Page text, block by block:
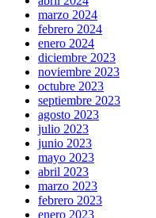
marzo 2024
febrero 2024
enero 2024
diciembre 2023
noviembre 2023
octubre 2023
septiembre 2023
agosto 2023
julio 2023
junio 2023
mayo 2023
abril 2023
marzo 2023
febrero 2023
enero 2023